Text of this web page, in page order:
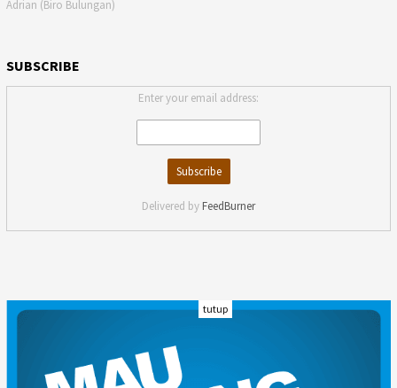
Adrian (Biro Bulungan)
SUBSCRIBE
Enter your email address:
Delivered by FeedBurner
INDEKS
KARIR
REDAKSI
tutup